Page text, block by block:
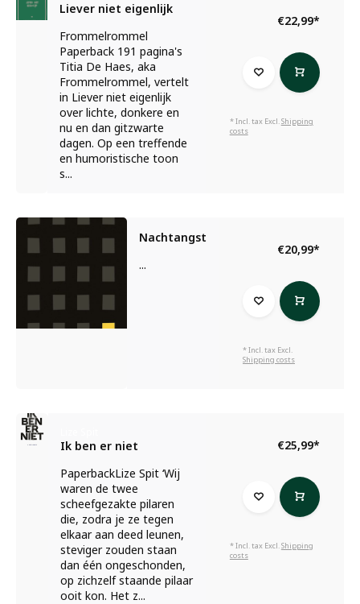
Liever niet eigenlijk
Frommelrommel
Paperback 191 pagina's
Titia De Haes, aka
Frommelrommel, vertelt
in Liever niet eigenlijk
over lichte, donkere en
nu en dan gitzwarte
dagen. Op een treffende
en humoristische toon
s...
€22,99*
* Incl. tax Excl.Shipping
costs
Nachtangst
...
€20,99*
* Incl. tax Excl.
Shipping costs
Ik ben er niet
PaperbackLize Spit ‘Wij
waren de twee
scheefgezakte pilaren
die, zodra je ze tegen
elkaar aan deed leunen,
steviger zouden staan
dan één ongeschonden,
op zichzelf staande pilaar
ooit kon. Het z...
€25,99*
* Incl. tax Excl.Shipping
costs